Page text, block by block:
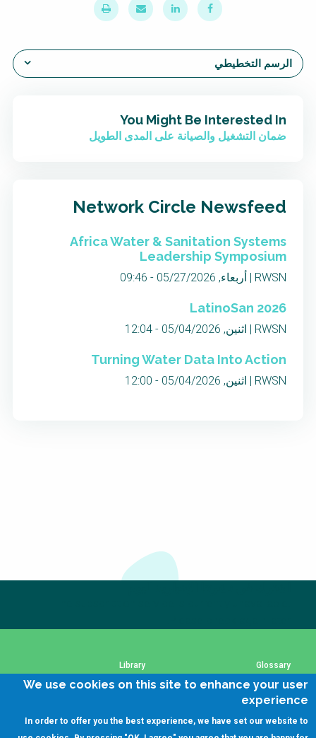
الرسم التخطيطي
You Might Be Interested In
ضمان التشغيل والصيانة على المدى الطويل
Network Circle Newsfeed
Africa Water & Sanitation Systems
Leadership Symposium
RWSN | أربعاء, 05/27/2026 - 09:46
LatinoSan 2026
RWSN | اثنين, 05/04/2026 - 12:04
Turning Water Data Into Action
RWSN | اثنين, 05/04/2026 - 12:00
Glossary
Library
Using SSWM content
We use cookies on this site to enhance your user
experience
In order to offer you the best experience, we have set our website to